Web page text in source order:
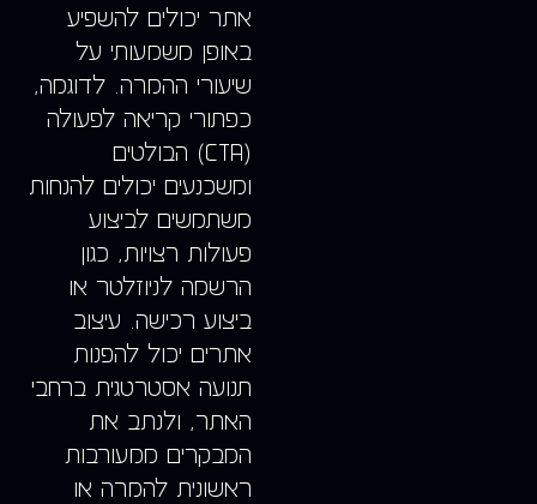
אתר יכולים להשפיע
באופן משמעותי על
שיעורי ההמרה. לדוגמה,
כפתורי קריאה לפעולה
(CTA) הבולטים
ומשכנעים יכולים להנחות
משתמשים לביצוע
פעולות רצויות, כגון
הרשמה לניוזלטר או
ביצוע רכישה. עיצוב
אתרים יכול להפנות
תנועה אסטרטגית ברחבי
האתר, ולנתב את
המבקרים ממעורבות
ראשונית להמרה או